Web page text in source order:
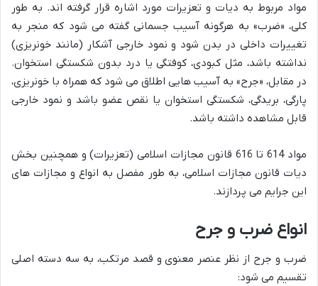
مواد مربوط به دیات و تعزیرات مورد اشاره قرار گرفته اند. به طور
کلی، «ضرب» به هرگونه آسیب جسمانی گفته می شود که منجر به
تغییرات داخلی در بدن شود و نمود خارجی آشکار (مانند خونریزی)
نداشته باشد، مثل کبودی، کوفتگی یا درد بدون شکستگی استخوان.
در مقابل، «جرح» به آسیب هایی اطلاق می شود که همراه با خونریزی،
پارگی، بریدگی، شکستگی استخوان یا نقص عضو باشد و نمود خارجی
قابل مشاهده داشته باشد.
مواد 614 تا 616 قانون مجازات اسلامی (تعزیرات) و همچنین بخش
دیات قانون مجازات اسلامی، به طور مفصل به انواع و مجازات های
این جرایم می پردازند.
انواع ضرب و جرح
ضرب و جرح از نظر عنصر معنوی و قصد مرتکب، به سه دسته اصلی
تقسیم می شود: